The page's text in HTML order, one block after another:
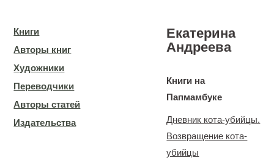
Книги
Авторы книг
Художники
Переводчики
Авторы статей
Издательства
Екатерина
Андреева
Книги на
Папмамбуке
Дневник кота-убийцы.
Возвращение кота-
убийцы